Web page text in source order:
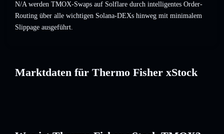
N/A werden TMOX-Swaps auf Solflare durch intelligentes Order-
Routing über alle wichtigen Solana-DEXs hinweg mit minimalem
Slippage ausgeführt.
Marktdaten für Thermo Fisher xStock